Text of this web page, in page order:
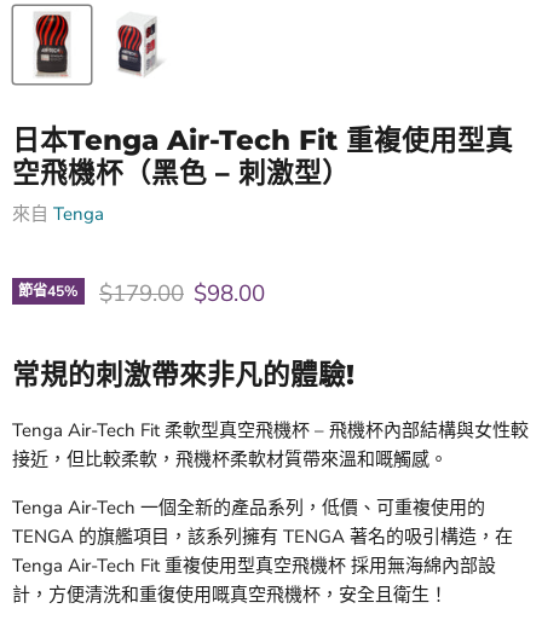
日本Tenga Air-Tech Fit 重複使用型真
空飛機杯（黑色 – 刺激型）
來自 Tenga
節省45% 原價
$179.00 現價
$98.00
常規的刺激帶來非凡的體驗!
Tenga Air-Tech Fit 柔軟型真空飛機杯 – 飛機杯內部結構與女性較
接近，但比較柔軟， 飛機杯柔軟材質帶來溫和嘅觸感。
Tenga Air-Tech 一個全新的產品系列，低價、可重複使用的
TENGA 的旗艦項目，該系列擁有 TENGA 著名的吸引構造，在
Tenga Air-Tech Fit 重複使用型真空飛機杯 採用無海綿內部設
計，方便清洗和重復使用嘅真空飛機杯 ，安全且衛生！